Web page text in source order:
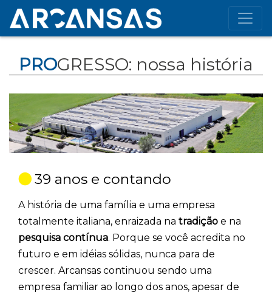
PROGRESSO: nossa história
39 anos e contando
A história de uma família e uma empresa
totalmente italiana, enraizada na tradição e na
pesquisa contínua. Porque se você acredita no
futuro e em idéias sólidas, nunca para de
crescer. Arcansas continuou sendo uma
empresa familiar ao longo dos anos, apesar de